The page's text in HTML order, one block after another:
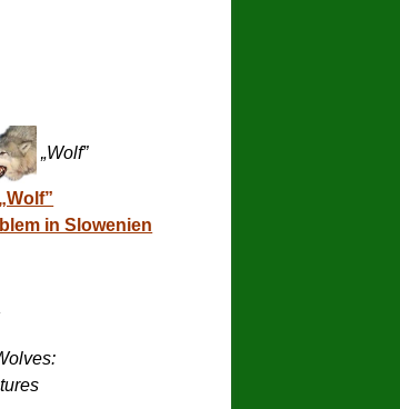
„Wolf”
in Slowenien